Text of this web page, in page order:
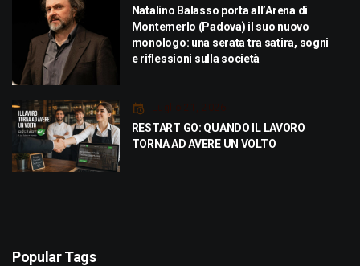
Natalino Balasso porta all’Arena di
Montemerlo (Padova) il suo nuovo
monologo: una serata tra satira, sogni
e riflessioni sulla società
Luglio 21, 2026
RESTART GO: QUANDO IL LAVORO
TORNA AD AVERE UN VOLTO
Popular Tags